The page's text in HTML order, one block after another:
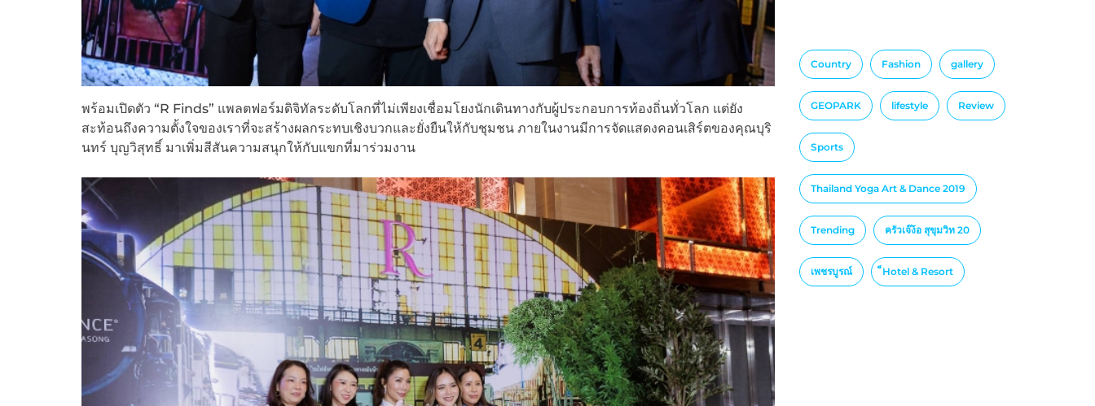
Country Fashion gallery
GEOPARK lifestyle Review
Sports
Thailand Yoga Art & Dance 2019
Trending ครัวเจ๊ง้อ สุขุมวิท 20
เพชรบูรณ์ ็Hotel & Resort
พร้อมเปิดตัว “R Finds” แพลตฟอร์มดิจิทัลระดับโลกที่ไม่เพียงเชื่อมโยงนักเดินทางกับผู้ประกอบการท้องถิ่นทั่วโลก แต่ยัง
สะท้อนถึงความตั้งใจของเราที่จะสร้างผลกระทบเชิงบวกและยั่งยืนให้กับชุมชน ภายในงานมีการจัดแสดงคอนเสิร์ตของคุณบุริ
นทร์ บุญวิสุทธิ์ มาเพิ่มสีสันความสนุกให้กับแขกที่มาร่วมงาน